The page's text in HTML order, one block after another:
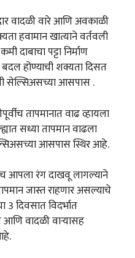
वादळी वारे आणि अवकाळी
हवामान खात्याने वर्तवली
दाबाचा पट्टा निर्माण
बदल होण्याची शक्यता दिसत
सेल्सिअसच्या आसपास .
तापमानात वाढ व्हायला
सध्या तापमान वाढला
आसपास स्थिर आहे.
आपला रंग दाखवू लागल्याने
जास्त राहणार असल्याचे
दिवसात विदर्भात
वादळी वाऱ्यासह